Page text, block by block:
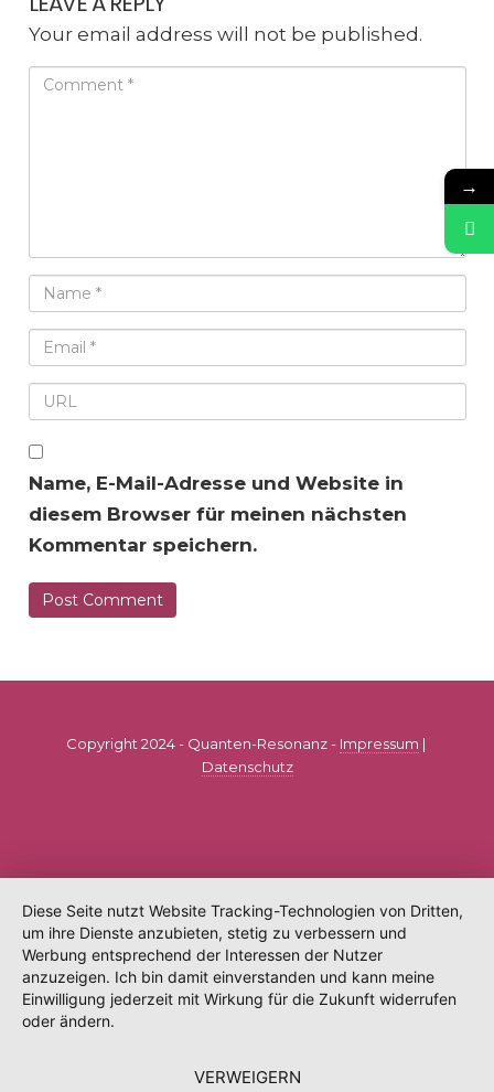
Your email address will not be published.
Name, E-Mail-Adresse und Website in
diesem Browser für meinen nächsten
Kommentar speichern.
Copyright 2024 - Quanten-Resonanz - Impressum |
Datenschutz
→
Diese Seite nutzt Website Tracking-Technologien von Dritten,
um ihre Dienste anzubieten, stetig zu verbessern und
Werbung entsprechend der Interessen der Nutzer
anzuzeigen. Ich bin damit einverstanden und kann meine
Einwilligung jederzeit mit Wirkung für die Zukunft widerrufen
oder ändern.
VERWEIGERN